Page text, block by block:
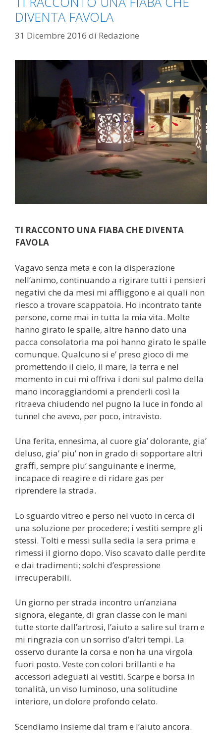
DIVENTA FAVOLA
31 Dicembre 2016 di Redazione
TI RACCONTO UNA FIABA CHE DIVENTA
FAVOLA
Vagavo senza meta e con la disperazione
nell’animo, continuando a rigirare tutti i pensieri
negativi che da mesi mi affliggono e ai quali non
riesco a trovare scappatoia. Ho incontrato tante
persone, come mai in tutta la mia vita. Molte
hanno girato le spalle, altre hanno dato una
pacca consolatoria ma poi hanno girato le spalle
comunque. Qualcuno si e’ preso gioco di me
promettendo il cielo, il mare, la terra e nel
momento in cui mi offriva i doni sul palmo della
mano incoraggiandomi a prenderli così la
ritraeva chiudendo nel pugno la luce in fondo al
tunnel che avevo, per poco, intravisto.
Una ferita, ennesima, al cuore gia’ dolorante, gia’
deluso, gia’ piu’ non in grado di sopportare altri
graffi, sempre piu’ sanguinante e inerme,
incapace di reagire e di ridare gas per
riprendere la strada.
Lo sguardo vitreo e perso nel vuoto in cerca di
una soluzione per procedere; i vestiti sempre gli
stessi. Tolti e messi sulla sedia la sera prima e
rimessi il giorno dopo. Viso scavato dalle perdite
e dai tradimenti; solchi d’espressione
irrecuperabili.
Un giorno per strada incontro un’anziana
signora, elegante, di gran classe con le mani
tutte storte dall’artrosi, l’aiuto a salire sul tram e
mi ringrazia con un sorriso d’altri tempi. La
osservo durante la corsa e non ha una virgola
fuori posto. Veste con colori brillanti e ha
accessori adeguati ai vestiti. Scarpe e borsa in
tonalità, un viso luminoso, una solitudine
interiore, un dolore profondo celato.
Scendiamo insieme dal tram e l’aiuto ancora.